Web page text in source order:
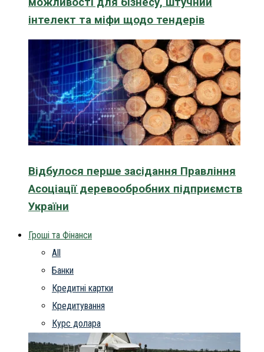
інтелект та міфи щодо тендерів
Відбулося перше засідання Правління
Асоціації деревообробних підприємств
України
Гроші та Фінанси
All
Банки
Кредитні картки
Кредитування
Курс долара